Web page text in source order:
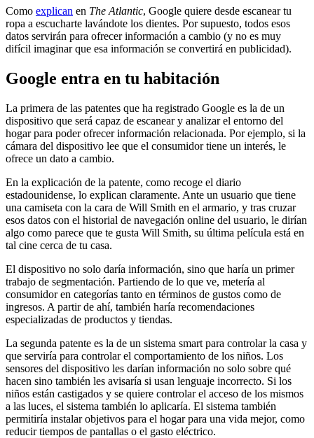
Como explican en The Atlantic, Google quiere desde escanear tu
ropa a escucharte lavándote los dientes. Por supuesto, todos esos
datos servirán para ofrecer información a cambio (y no es muy
difícil imaginar que esa información se convertirá en publicidad).
Google entra en tu habitación
La primera de las patentes que ha registrado Google es la de un
dispositivo que será capaz de escanear y analizar el entorno del
hogar para poder ofrecer información relacionada. Por ejemplo, si la
cámara del dispositivo lee que el consumidor tiene un interés, le
ofrece un dato a cambio.
En la explicación de la patente, como recoge el diario
estadounidense, lo explican claramente. Ante un usuario que tiene
una camiseta con la cara de Will Smith en el armario, y tras cruzar
esos datos con el historial de navegación online del usuario, le dirían
algo como parece que te gusta Will Smith, su última película está en
tal cine cerca de tu casa.
El dispositivo no solo daría información, sino que haría un primer
trabajo de segmentación. Partiendo de lo que ve, metería al
consumidor en categorías tanto en términos de gustos como de
ingresos. A partir de ahí, también haría recomendaciones
especializadas de productos y tiendas.
La segunda patente es la de un sistema smart para controlar la casa y
que serviría para controlar el comportamiento de los niños. Los
sensores del dispositivo les darían información no solo sobre qué
hacen sino también les avisaría si usan lenguaje incorrecto. Si los
niños están castigados y se quiere controlar el acceso de los mismos
a las luces, el sistema también lo aplicaría. El sistema también
permitiría instalar objetivos para el hogar para una vida mejor, como
reducir tiempos de pantallas o el gasto eléctrico.